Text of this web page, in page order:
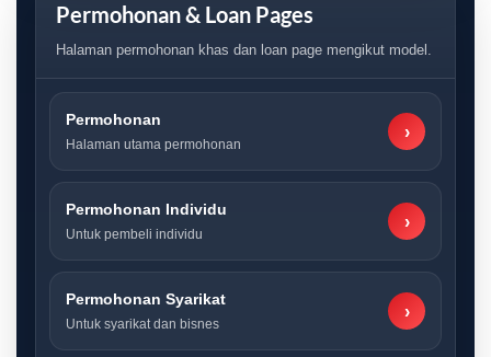
Permohonan & Loan Pages
Halaman permohonan khas dan loan page mengikut model.
Permohonan
Halaman utama permohonan
›
Permohonan Individu
Untuk pembeli individu
›
Permohonan Syarikat
Untuk syarikat dan bisnes
›